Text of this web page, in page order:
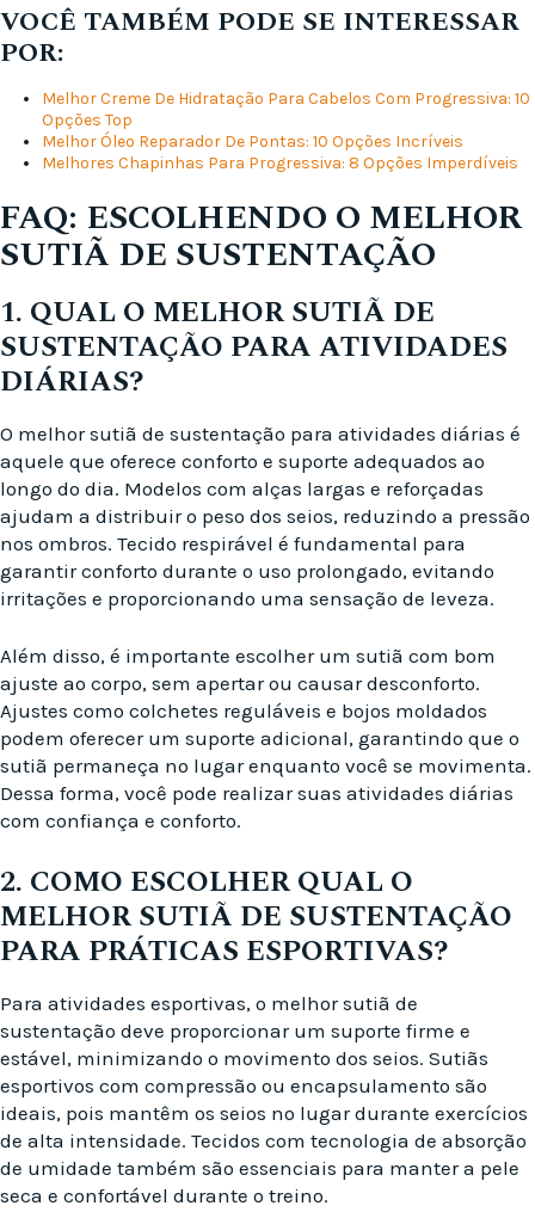
VOCÊ TAMBÉM PODE SE INTERESSAR
POR:
Melhor Creme De Hidratação Para Cabelos Com Progressiva: 10
Opções Top
Melhor Óleo Reparador De Pontas: 10 Opções Incríveis
Melhores Chapinhas Para Progressiva: 8 Opções Imperdíveis
FAQ: ESCOLHENDO O MELHOR
SUTIÃ DE SUSTENTAÇÃO
1. QUAL O MELHOR SUTIÃ DE
SUSTENTAÇÃO PARA ATIVIDADES
DIÁRIAS?
O melhor sutiã de sustentação para atividades diárias é
aquele que oferece conforto e suporte adequados ao
longo do dia. Modelos com alças largas e reforçadas
ajudam a distribuir o peso dos seios, reduzindo a pressão
nos ombros. Tecido respirável é fundamental para
garantir conforto durante o uso prolongado, evitando
irritações e proporcionando uma sensação de leveza.
Além disso, é importante escolher um sutiã com bom
ajuste ao corpo, sem apertar ou causar desconforto.
Ajustes como colchetes reguláveis e bojos moldados
podem oferecer um suporte adicional, garantindo que o
sutiã permaneça no lugar enquanto você se movimenta.
Dessa forma, você pode realizar suas atividades diárias
com confiança e conforto.
2. COMO ESCOLHER QUAL O
MELHOR SUTIÃ DE SUSTENTAÇÃO
PARA PRÁTICAS ESPORTIVAS?
Para atividades esportivas, o melhor sutiã de
sustentação deve proporcionar um suporte firme e
estável, minimizando o movimento dos seios. Sutiãs
esportivos com compressão ou encapsulamento são
ideais, pois mantêm os seios no lugar durante exercícios
de alta intensidade. Tecidos com tecnologia de absorção
de umidade também são essenciais para manter a pele
seca e confortável durante o treino.